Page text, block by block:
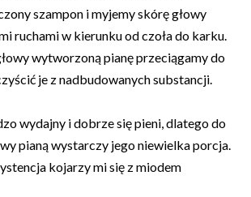
szampon i myjemy skórę głowy
ruchami w kierunku od czoła do karku.
wytworzoną pianę przeciągamy do
je z nadbudowanych substancji.
wydajny i dobrze się pieni, dlatego do
pianą wystarczy jego niewielka porcja.
kojarzy mi się z miodem